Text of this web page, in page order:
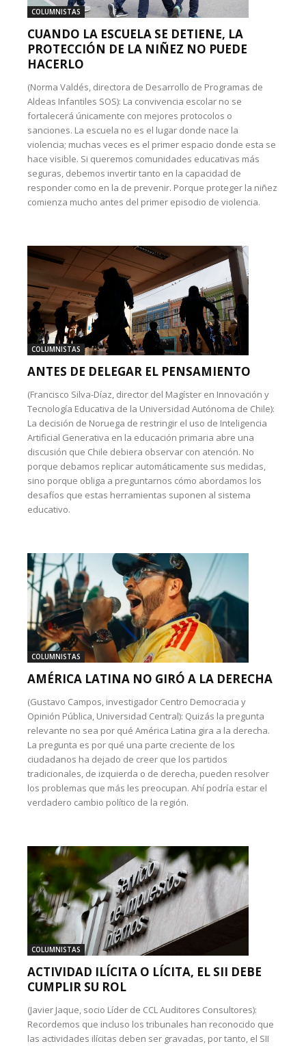
COLUMNISTAS
CUANDO LA ESCUELA SE DETIENE, LA
PROTECCIÓN DE LA NIÑEZ NO PUEDE
HACERLO
(Norma Valdés, directora de Desarrollo de Programas de
Aldeas Infantiles SOS): La convivencia escolar no se
fortalecerá únicamente con mejores protocolos o
sanciones. La escuela no es el lugar donde nace la
violencia; muchas veces es el primer espacio donde esta se
hace visible. Si queremos comunidades educativas más
seguras, debemos invertir tanto en la capacidad de
responder como en la de prevenir. Porque proteger la niñez
comienza mucho antes del primer episodio de violencia.
COLUMNISTAS
ANTES DE DELEGAR EL PENSAMIENTO
(Francisco Silva-Díaz, director del Magíster en Innovación y
Tecnología Educativa de la Universidad Autónoma de Chile):
La decisión de Noruega de restringir el uso de Inteligencia
Artificial Generativa en la educación primaria abre una
discusión que Chile debiera observar con atención. No
porque debamos replicar automáticamente sus medidas,
sino porque obliga a preguntarnos cómo abordamos los
desafíos que estas herramientas suponen al sistema
educativo.
COLUMNISTAS
AMÉRICA LATINA NO GIRÓ A LA DERECHA
(Gustavo Campos, investigador Centro Democracia y
Opinión Pública, Universidad Central): Quizás la pregunta
relevante no sea por qué América Latina gira a la derecha.
La pregunta es por qué una parte creciente de los
ciudadanos ha dejado de creer que los partidos
tradicionales, de izquierda o de derecha, pueden resolver
los problemas que más les preocupan. Ahí podría estar el
verdadero cambio político de la región.
COLUMNISTAS
ACTIVIDAD ILÍCITA O LÍCITA, EL SII DEBE
CUMPLIR SU ROL
(Javier Jaque, socio Líder de CCL Auditores Consultores):
Recordemos que incluso los tribunales han reconocido que
las actividades ilícitas deben ser gravadas, por tanto, el SII